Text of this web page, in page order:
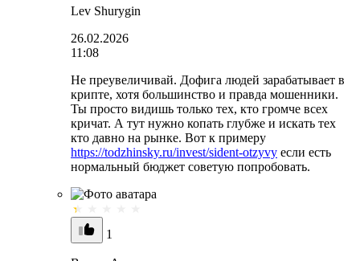
Lev Shurygin
26.02.2026
11:08
Не преувеличивай. Дофига людей зарабатывает в
крипте, хотя большинство и правда мошенники.
Ты просто видишь только тех, кто громче всех
кричат. А тут нужно копать глубже и искать тех
кто давно на рынке. Вот к примеру
https://todzhinsky.ru/invest/sident-otzyvy если есть
нормальный бюджет советую попробовать.
1